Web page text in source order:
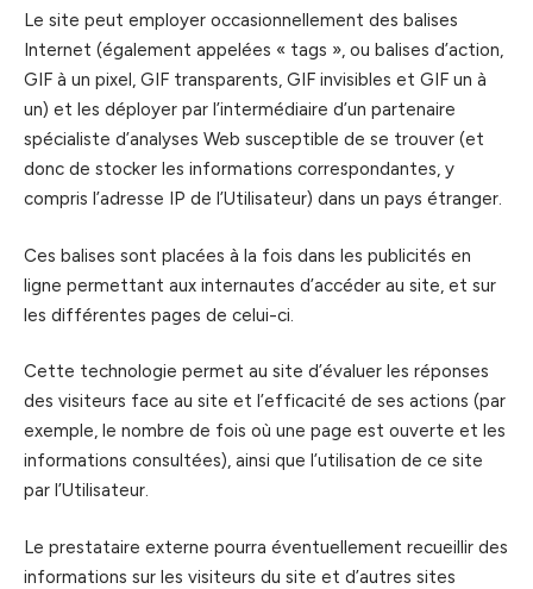
Le site peut employer occasionnellement des balises
Internet (également appelées « tags », ou balises d’action,
GIF à un pixel, GIF transparents, GIF invisibles et GIF un à
un) et les déployer par l’intermédiaire d’un partenaire
spécialiste d’analyses Web susceptible de se trouver (et
donc de stocker les informations correspondantes, y
compris l’adresse IP de l’Utilisateur) dans un pays étranger.
Ces balises sont placées à la fois dans les publicités en
ligne permettant aux internautes d’accéder au site, et sur
les différentes pages de celui-ci.
Cette technologie permet au site d’évaluer les réponses
des visiteurs face au site et l’efficacité de ses actions (par
exemple, le nombre de fois où une page est ouverte et les
informations consultées), ainsi que l’utilisation de ce site
par l’Utilisateur.
Le prestataire externe pourra éventuellement recueillir des
informations sur les visiteurs du site et d’autres sites